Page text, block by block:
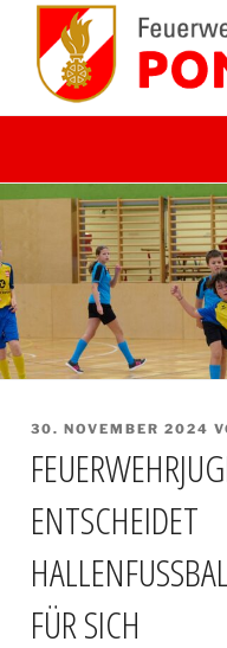
springen
VERÖFFENTLICHT
30. NOVEMBER 2024
ENTSCHEIDET
ÜR SICH